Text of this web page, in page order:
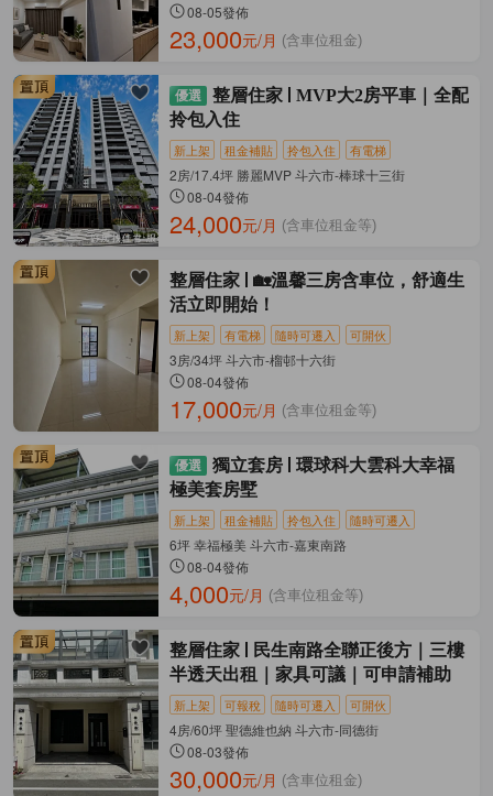
08-05發佈
23,000元/月 (含車位租金)
整層住家
MVP大2房平車｜全配
拎包入住
新上架 租金補貼 拎包入住 有電梯
2房/17.4坪 勝麗MVP 斗六市-棒球十三街
08-04發佈
24,000元/月 (含車位租金等)
整層住家
🏡溫馨三房含車位，舒適生
活立即開始！
新上架 有電梯 隨時可遷入 可開伙
3房/34坪 斗六市-榴邨十六街
08-04發佈
17,000元/月 (含車位租金等)
獨立套房
環球科大雲科大幸福
極美套房墅
新上架 租金補貼 拎包入住 隨時可遷入
6坪 幸福極美 斗六市-嘉東南路
08-04發佈
4,000元/月 (含車位租金等)
整層住家
民生南路全聯正後方｜三樓
半透天出租｜家具可議｜可申請補助
新上架 可報稅 隨時可遷入 可開伙
4房/60坪 聖德維也納 斗六市-同德街
08-03發佈
30,000元/月 (含車位租金)